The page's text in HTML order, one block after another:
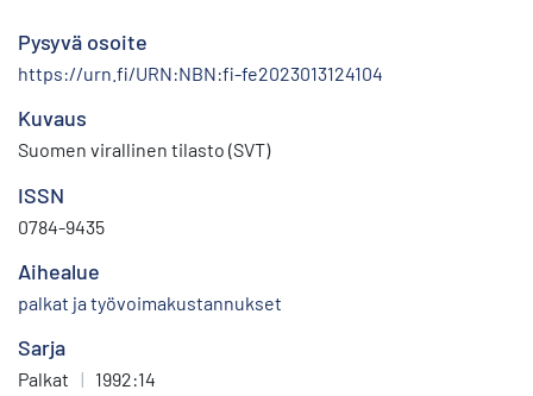
Pysyvä osoite
https://urn.fi/URN:NBN:fi-fe2023013124104
Kuvaus
Suomen virallinen tilasto (SVT)
ISSN
0784-9435
Aihealue
palkat ja työvoimakustannukset
Sarja
Palkat | 1992:14